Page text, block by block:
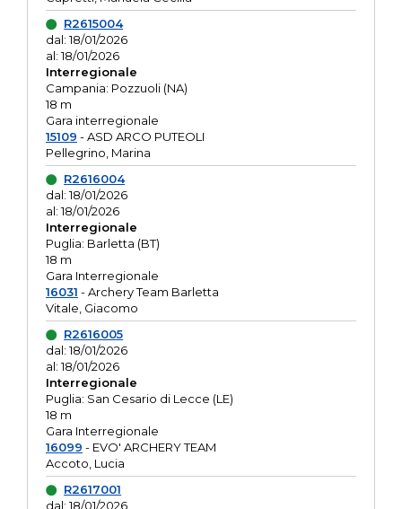
R2615004
dal: 18/01/2026
al: 18/01/2026
Interregionale
Campania: Pozzuoli (NA)
18 m
Gara interregionale
15109 - ASD ARCO PUTEOLI
Pellegrino, Marina
R2616004
dal: 18/01/2026
al: 18/01/2026
Interregionale
Puglia: Barletta (BT)
18 m
Gara Interregionale
16031 - Archery Team Barletta
Vitale, Giacomo
R2616005
dal: 18/01/2026
al: 18/01/2026
Interregionale
Puglia: San Cesario di Lecce (LE)
18 m
Gara Interregionale
16099 - EVO' ARCHERY TEAM
Accoto, Lucia
R2617001
dal: 18/01/2026